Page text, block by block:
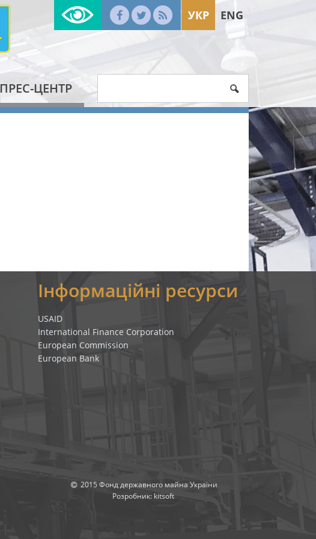
УКР ENG
ПРЕС-ЦЕНТР
Інформаційні ресурси
USAID
International Finance Corporation
European Commission
European Bank
2015 Фонд державного майна України
Розробник: kitsoft